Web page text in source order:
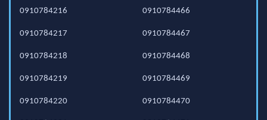
0910784216
0910784217
0910784218
0910784219
0910784220
0910784466
0910784467
0910784468
0910784469
0910784470